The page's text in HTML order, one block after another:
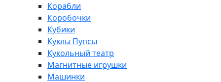
Корабли
Коробочки
Кубики
Куклы Пупсы
Кукольный театр
Магнитные игрушки
Машинки